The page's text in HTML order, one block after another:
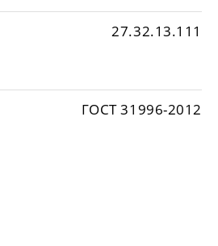
27.32.13.111
ГОСТ 31996-2012